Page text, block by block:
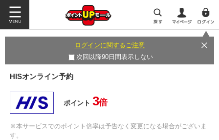
ログインに関するご注意
次回以降90日間表示しない
HISオンライン予約
ポイント 3倍
※本サービスでのポイント倍率は予告なく変更になる場合がございま
す。